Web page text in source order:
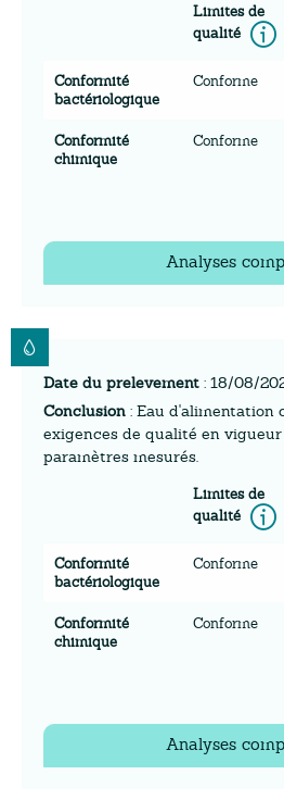
Limites de
qualité
Conformité
bactériologique
Conforme
Conformité
chimique
Conforme
Analyses
Date du prelevement : 18/08/
Conclusion : Eau d'alimentation
exigences de qualité en
paramètres mesurés.
Limites de
qualité
Conformité
bactériologique
Conforme
Conformité
chimique
Conforme
Analyses